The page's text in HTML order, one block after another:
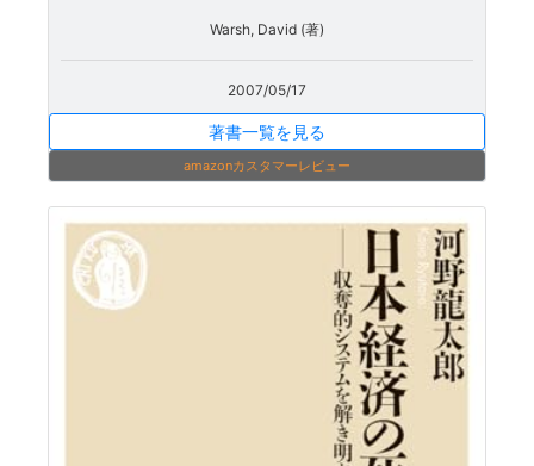
Warsh, David (著)
2007/05/17
著書一覧を見る
amazonカスタマーレビュー